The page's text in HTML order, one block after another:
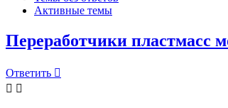
Активные темы
Переработчики пластмасс
Ответить